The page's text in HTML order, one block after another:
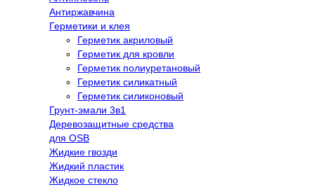
Антиржавчина
Герметики и клея
Герметик акриловый
Герметик для кровли
Герметик полиуретановый
Герметик силикатный
Герметик силиконовый
Грунт-эмали 3в1
Деревозащитные средства
для OSB
Жидкие гвозди
Жидкий пластик
Жидкое стекло